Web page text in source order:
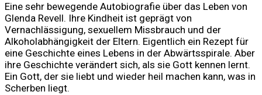
Eine sehr bewegende Autobiografie über das Leben von
Glenda Revell. Ihre Kindheit ist geprägt von
Vernachlässigung, sexuellem Missbrauch und der
Alkoholabhängigkeit der Eltern. Eigentlich ein Rezept für
eine Geschichte eines Lebens in der Abwärtsspirale. Aber
ihre Geschichte verändert sich, als sie Gott kennen lernt.
Ein Gott, der sie liebt und wieder heil machen kann, was in
Scherben liegt.